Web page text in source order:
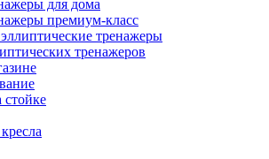
для дома
премиум-класс
тренажеры
тренажеров